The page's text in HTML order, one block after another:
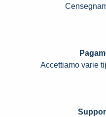
Accettiamo varie